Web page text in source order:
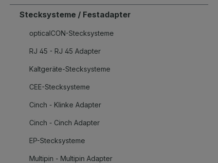
Stecksysteme / Festadapter
opticalCON-Stecksysteme
RJ 45 - RJ 45 Adapter
Kaltgeräte-Stecksysteme
CEE-Stecksysteme
Cinch - Klinke Adapter
Cinch - Cinch Adapter
EP-Stecksysteme
Multipin - Multipin Adapter